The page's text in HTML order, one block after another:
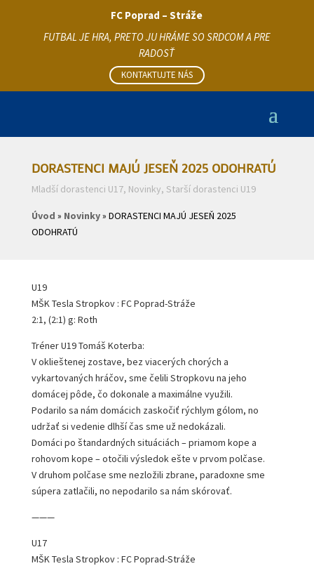
FC Poprad – Stráže
FUTBAL JE HRA, PRETO JU HRÁME SO SRDCOM A PRE
RADOSŤ
KONTAKTUJTE NÁS
DORASTENCI MAJÚ JESEŇ 2025 ODOHRATÚ
Mladší dorastenci U17, Novinky, Starší dorastenci U19
Úvod » Novinky» DORASTENCI MAJÚ JESEŇ 2025
ODOHRATÚ
U19
MŠK Tesla Stropkov : FC Poprad-Stráže
2:1, (2:1) g: Roth
Tréner U19 Tomáš Koterba:
V oklieštenej zostave, bez viacerých chorých a
vykartovaných hráčov, sme čelili Stropkovu na jeho
domácej pôde, čo dokonale a maximálne využili.
Podarilo sa nám domácich zaskočiť rýchlym gólom, no
udržať si vedenie dlhší čas sme už nedokázali.
Domáci po štandardných situáciách – priamom kope a
rohovom kope – otočili výsledok ešte v prvom polčase.
V druhom polčase sme nezložili zbrane, paradoxne sme
súpera zatlačili, no nepodarilo sa nám skórovať.
———
U17
MŠK Tesla Stropkov : FC Poprad-Stráže